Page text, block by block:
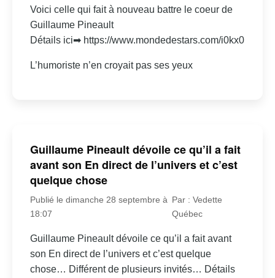
Voici celle qui fait à nouveau battre le coeur de
Guillaume Pineault
Détails ici➡ https://www.mondedestars.com/i0kx0
L’humoriste n’en croyait pas ses yeux
Guillaume Pineault dévoile ce qu’il a fait
avant son En direct de l’univers et c’est
quelque chose
Publié le dimanche 28 septembre à
18:07
Par : Vedette
Québec
Guillaume Pineault dévoile ce qu’il a fait avant
son En direct de l’univers et c’est quelque
chose… Différent de plusieurs invités… Détails